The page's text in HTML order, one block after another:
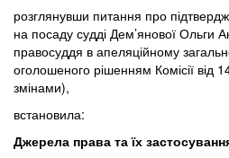
розглянувши питання про
на посаду судді Дем’янової Ольги
правосуддя в апеляційному
оголошеного рішенням Комісії від
змінами),
встановила:
Джерела права та їх